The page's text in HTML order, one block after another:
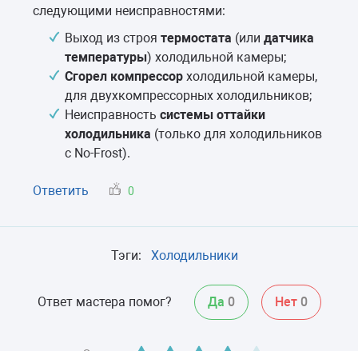
следующими неисправностями:
Выход из строя термостата (или датчика
температуры) холодильной камеры;
Сгорел компрессор холодильной камеры,
для двухкомпрессорных холодильников;
Неисправность системы оттайки
холодильника (только для холодильников
с No-Frost).
Ответить 0
Тэги: Холодильники
Ответ мастера помог? Да 0 Нет 0